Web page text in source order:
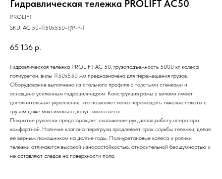
Гидравлическая тележка PROLIFT AC50
PROLIFT
SKU: AC 50-1150x550-P/P-Y-1
65 136 р.
Гидравлическая тележка PROLIFT AC 50, грузоподъемность 5000 кг, колеса
полиуретан, вилы 1150x550 мм предназначена для перемещения грузов.
Оборудование выполнено из стального профиля с толстыми стенками и
оснащено усиленным гидроцилиндром. Конструкция рамы с вилами имеет
дополнительные укрепления, что позволяет легко перемещать тяжелые палеты с
грузом даже максимально допустимого веса.
Покрытие рукоятки предотвращает скольжение рук, делая работу оператора
комфортной. Наличие клапана перегруза продлевает срок службы тележки, делая
ее верным помощником на долгие годы. Полиуретановые колеса и ролики
тележки отличаются высокой износостойкостью, относительной бесшумностью и
не оставляют следов на поверхности пола.